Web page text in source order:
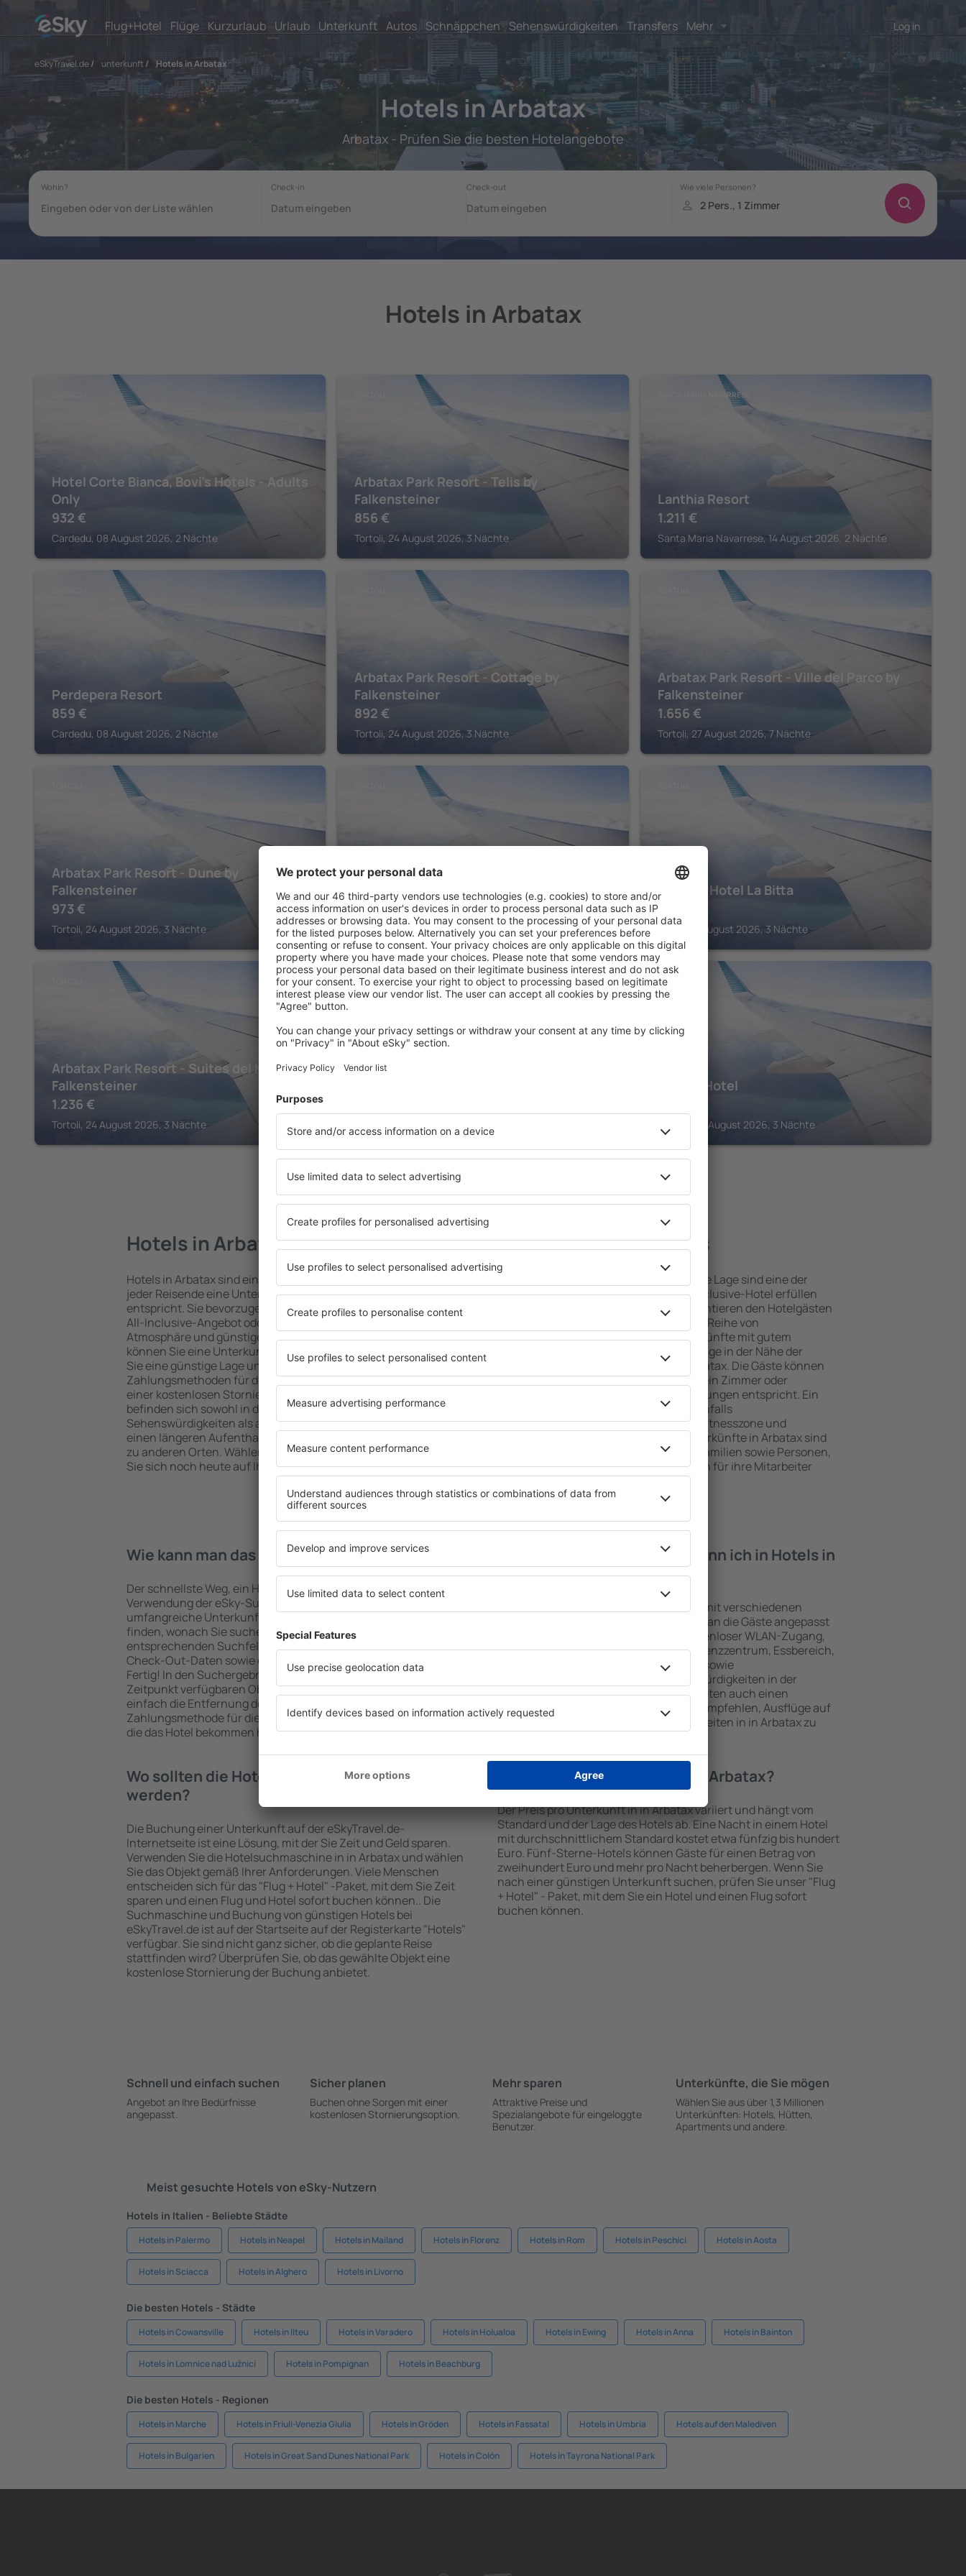
Flug+Hotel Flüge Kurzurlaub Urlaub Unterkunft Autos Schnäppchen Sehenswürdigkeiten Transfers Mehr Log in
eSkyTravel.de/ unterkunft / Hotels in Arbatax
Hotels in Arbatax
Arbatax - Prüfen Sie die besten Hotelangebote
Hotels in Arbatax
Hotel Corte Bianca, Bovi's Hotels - Adults
Only
932 €
Cardedu, 08 August 2026, 2 Nächte
Arbatax Park Resort - Telis by
Falkensteiner
856 €
Tortoli, 24 August 2026, 3 Nächte
SANTA MARIA NAVARRESE
Lanthia Resort
1.211 €
Santa Maria Navarrese, 14 August 2026, 2 Nächte
Perdepera Resort
859 €
Cardedu, 08 August 2026, 2 Nächte
Arbatax Park Resort - Cottage by
Falkensteiner
892 €
Tortoli, 24 August 2026, 3 Nächte
Arbatax Park Resort - Ville del Parco by
Falkensteiner
1.656 €
Tortoli, 27 August 2026, 7 Nächte
Arbatax Park Resort - Dune by
Falkensteiner
973 €
Tortoli, 24 August 2026, 3 Nächte
Arbatax Park Resort - Borgo Cala
Moresca by Falkensteiner
535 €
Tortoli, 08 August 2026, 2 Nächte
Charme Hotel La Bitta
952
Tortoli, 11 August 2026, 3 Nächte
Arbatax Park Resort - Suites del Mare by
Falkensteiner
1.236 €
Tortoli, 24 August 2026, 3 Nächte
TORTOLI
Tortoli, 08 August 2026, 2 Nächte
BAUNEI
Nascar Hotel
Baunei, 24 August 2026, 3 Nächte
Mehr Hotels ansehen in Arbatax
Hotels in Arbatax
Hotels in Arbatax sind eine vielfältige Unterkunftsbasis, in der
jeder Reisende eine Unterkunft findet, die seinen Erwartungen
entspricht. Sie bevorzugen ein Hotel mit hohem Standard und
All-Inclusive-Angebot oder wählen Hotels aus, die eine intime
Atmosphäre und günstige Unterkünfte garantieren? in Arbatax
können Sie eine Unterkunft für jede Geldtasche buchen! Wählen
Sie eine günstige Lage und den Standard des Hotels sowie die
Zahlungsmethoden für die Unterkunft aus und die Möglichkeit
einer kostenlosen Stornierung der Buchung. Hotels in Arbatax
befinden sich sowohl in der Nähe der beliebtesten
Sehenswürdigkeiten als auch abseits der Masse. Perfekt für
einen längeren Aufenthalt und als Ausgangspunkt für Ausflüge
zu anderen Orten. Wählen Sie ein Hotel für sich aus und bereiten
Sie sich noch heute auf Ihre Reise oder Geschäftsreise vor!
Arbatax – beste Hotels
Umfassender Service und eine attraktive Lage sind eine der
wichtigsten Bedingungen, die ein All-Inclusive-Hotel erfüllen
muss. Die besten Hotels in Arbatax garantieren den Hotelgästen
einen hervorragenden Service und eine Reihe von
Annehmlichkeiten. Hochwertige Unterkünfte mit gutem
Standard bieten eine ausgezeichnete Lage in der Nähe der
wichtigsten Sehenswürdigkeiten in Arbatax. Die Gäste können
die kostenlosen Parkplätze nutzen und ein Zimmer oder
Apartment auswählen, das ihren Erwartungen entspricht. Ein
Hotel mit hohem Standard umfasst ebenfalls
abwechslungsreiches Menü, SPA oder Fitnesszone und
Attraktionen für Kinder. Die besten Unterkünfte in Arbatax sind
eine hervorragende Lösung für Paare, Familien sowie Personen,
die geschäftlich reisen oder Schulungen für ihre Mitarbeiter
organisieren möchten.
Wie kann man das Hotel in in Arbatax finden?
Der schnellste Weg, ein Hotel in Arbatax zu finden, ist die
Verwendung der eSky-Suchmaschine für Unterkünfte. Eine
umfangreiche Unterkunftsbasis garantiert, dass Sie gerade das
finden, wonach Sie suchen. Geben Sie den Reiseort in die
entsprechenden Suchfelder ein, wählen Sie die Check-In- und
Check-Out-Daten sowie die Anzahl der Gäste und Zimmer aus.
Fertig! In den Suchergebnissen werden die zum angegebenen
Zeitpunkt verfügbaren Objekte angezeigt. Sie können ganz
einfach die Entfernung des Hotels vom Zentrum, die
Zahlungsmethode für die Unterkunft oder die Anzahl der Sterne,
die das Hotel bekommen hat, überprüfen.
Welche Annehmlichkeiten kann ich in Hotels in
in Arbatax finden?
Hotels in in Arbatax sind Einrichtungen mit verschiedenen
Standards sowie Annehmlichkeiten, die an die Gäste angepasst
sind . Zu den beliebtesten gehören kostenloser WLAN-Zugang,
SPA-Zone, Bar / Safe im Zimmer, Konferenzzentrum, Essbereich,
Kinderspielecke, kostenlose Parkplätze sowie
Informationsbroschüren über Sehenswürdigkeiten in der
Umgebung. Einige der Einrichtungen bieten auch einen
Transport vom/zum Flughafen an oder empfehlen, Ausflüge auf
den Spuren der größten Sehenswürdigkeiten in in Arbatax zu
unternehmen.
Wo sollten die Hotels in in Arbatax gebucht
werden?
Die Buchung einer Unterkunft auf der eSkyTravel.de-
Internetseite ist eine Lösung, mit der Sie Zeit und Geld sparen.
Verwenden Sie die Hotelsuchmaschine in in Arbatax und wählen
Sie das Objekt gemäß Ihrer Anforderungen. Viele Menschen
entscheiden sich für das "Flug + Hotel" -Paket, mit dem Sie Zeit
sparen und einen Flug und Hotel sofort buchen können.. Die
Suchmaschine und Buchung von günstigen Hotels bei
eSkyTravel.de ist auf der Startseite auf der Registerkarte "Hotels"
verfügbar. Sie sind nicht ganz sicher, ob die geplante Reise
stattfinden wird? Überprüfen Sie, ob das gewählte Objekt eine
kostenlose Stornierung der Buchung anbietet.
Wie viel kostet ein Hotel in in Arbatax?
Der Preis pro Unterkunft in in Arbatax variiert und hängt vom
Standard und der Lage des Hotels ab. Eine Nacht in einem Hotel
mit durchschnittlichem Standard kostet etwa fünfzig bis hundert
Euro. Fünf-Sterne-Hotels können Gäste für einen Betrag von
zweihundert Euro und mehr pro Nacht beherbergen. Wenn Sie
nach einer günstigen Unterkunft suchen, prüfen Sie unser "Flug
+ Hotel" - Paket, mit dem Sie ein Hotel und einen Flug sofort
buchen können.
Schnell und einfach suchen
Angebot an Ihre Bedürfnisse
angepasst.
Sicher planen
Buchen ohne Sorgen mit einer
kostenlosen Stornierungsoption.
Mehr sparen
Attraktive Preise und
Spezialangebote für eingeloggte
Benutzer.
Unterkünfte, die Sie mögen
Wählen Sie aus über 1,3 Millionen
Unterkünften: Hotels, Hütten,
Apartments und andere.
Meist gesuchte Hotels von eSky-Nutzern
Hotels in Italien - Beliebte Städte
Hotels in Palermo Hotels in Neapel Hotels in Mailand Hotels in Florenz Hotels in Rom Hotels in Peschici Hotels in Aosta
Hotels in Sciacca Hotels in Alghero Hotels in Livorno
Die besten Hotels - Städte
Hotels in Cowansville Hotels in Ilteu Hotels in Varadero Hotels in Holualoa Hotels in Ewing Hotels in Anna Hotels in Bainton
Hotels in Lomnice nad Lužnicí Hotels in Pompignan Hotels in Beachburg
Die besten Hotels - Regionen
Hotels in Marche Hotels in Friuli-Venezia Giulia Hotels in Gröden Hotels in Fassatal Hotels in Umbria Hotels auf den Malediven
Hotels in Bulgarien Hotels in Great Sand Dunes National Park Hotels in Colón Hotels in Tayrona National Park